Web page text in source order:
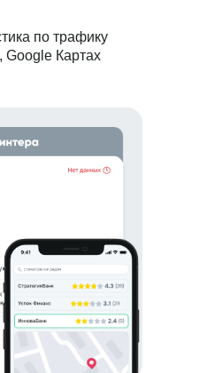
по трафику
Google Картах